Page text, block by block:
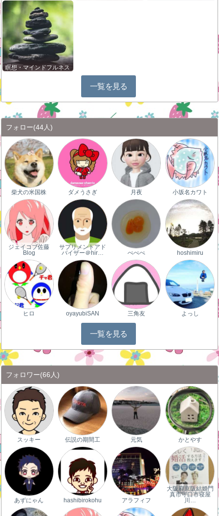
瞑想・マインドフルネス
一覧を見る
フォロー(44人)
柴犬の米国株 ダメうさぎ 月夜 小坂名カワト
ジェイコブ佐藤
Blog
サプリメントアド
バイザー＠hir…
ぺぺぺ hoshimiru
ヒロ oyayubiSAN 三角友 よっし
一覧を見る
フォロワー(66人)
スッキー 伝説の期間工 元気 かとやす
あずにゃん hashibirokohu アラフィフ
大阪府京阪結婚門
真市守口市寝屋
川…